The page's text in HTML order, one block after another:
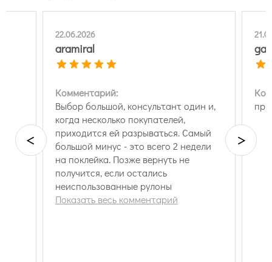
21.06.2026
galina g.
Комментарий:
приятные люди
< >